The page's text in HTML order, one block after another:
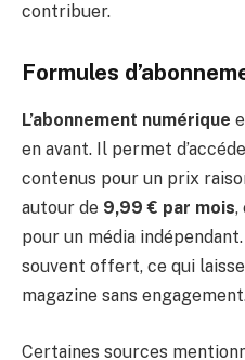
contribuer.
Formules
L’abonnement numérique
en avant. Il permet
contenus pour un prix
autour de 9,99 € par mois,
pour un média
souvent offert, ce qui
magazine sans
Certaines sources